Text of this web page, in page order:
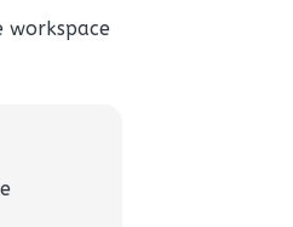
workspace